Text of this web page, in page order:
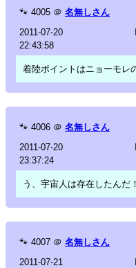
🐾 4005 ＠ 名無しさん
2011-07-20
22:43:58
着陸ポイントはニョーモレ
🐾 4006 ＠ 名無しさん
2011-07-20
23:37:24
う、宇宙人は存在したんだ
🐾 4007 ＠ 名無しさん
2011-07-21